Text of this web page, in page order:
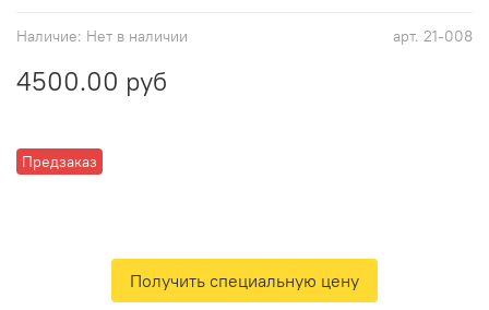
арт. 21-008
Наличие: Нет в наличии
Предзаказ
4500.00 руб
Получить специальную цену